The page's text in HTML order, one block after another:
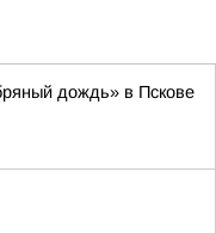
дождь» в Пскове